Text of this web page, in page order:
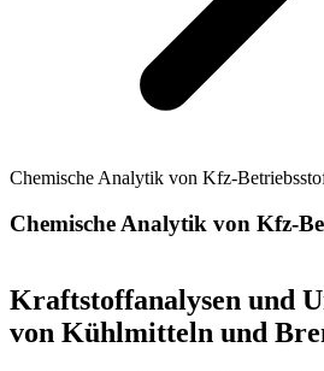
Chemische Analytik von Kfz-
Chemische Analytik von Kfz-
Kraftstoffanalysen und
von Kühlmitteln und